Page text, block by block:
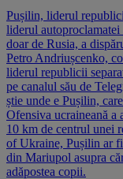
Pușilin, liderul
liderul
doar de Rusia, a
Petro Andriușcenko,
liderul republicii
pe canalul său de
știe unde e Pușilin,
Ofensiva ucraineană a
10 km de centrul unei
of Ukraine, Pușilin ar
din Mariupol asupra
adăpostea copii.